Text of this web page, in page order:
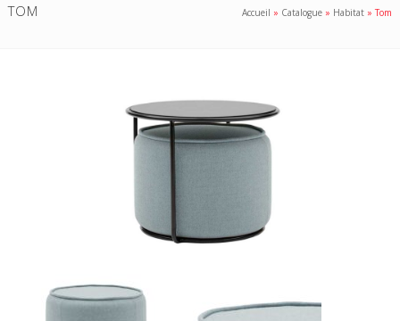
TOM Accueil » Catalogue » Habitat »Tom